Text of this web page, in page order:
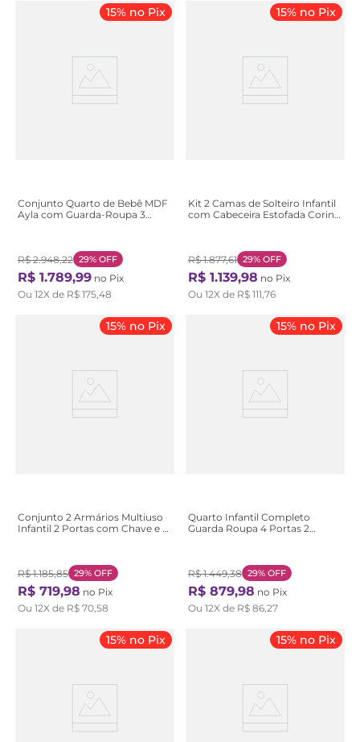
15% no Pix
Conjunto Quarto de Bebê MDF
Ayla com Guarda-Roupa 3
R$ 2.948,22 29% OFF
R$ 1.789,99 no Pix
Ou 12X de R$ 175,48
15% no Pix
Kit 2 Camas de Solteiro Infantil
com Cabeceira Estofada Corino
R$ 1.877,61 29% OFF
R$ 1.139,98 no Pix
Ou 12X de R$ 111,76
15% no Pix
Conjunto 2 Armários Multiuso
Infantil 2 Portas com Chave e 5
R$ 1.185,85 29% OFF
R$ 719,98 no Pix
Ou 12X de R$ 70,58
15% no Pix
Quarto Infantil Completo
Guarda Roupa 4 Portas 2
Fosco/Nature
R$ 1.449,38 29% OFF
R$ 879,98 no Pix
Ou 12X de R$ 86,27
15% no Pix 15% no Pix